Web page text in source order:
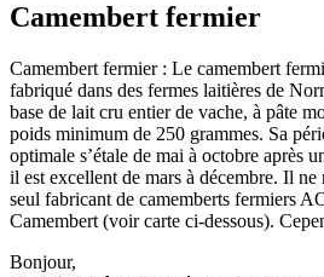
Camembert fermier
Camembert fermier : Le camembert
fabriqué dans des fermes laitières de
base de lait cru entier de vache, à pâte
poids minimum de 250 grammes. Sa
optimale s’étale de mai à octobre après
il est excellent de mars à décembre. Il ne
seul fabricant de camemberts fermiers
Camembert (voir carte ci-dessous).
Bonjour,